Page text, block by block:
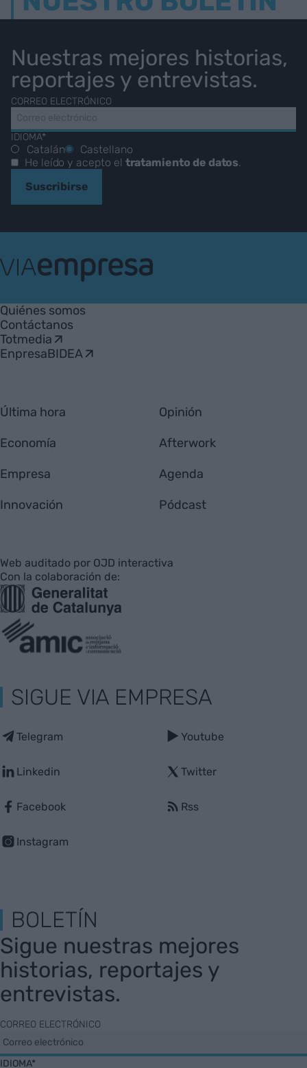
Nuestras mejores historias,
reportajes y entrevistas.
CORREO ELECTRÓNICO
IDIOMA*
Catalán
Castellano
He leído y acepto el tratamiento de datos
Suscribirse
Empresa
Quiénes somos
Contáctanos
Totmedia
EnpresaBIDEA
Última hora
Economía
Empresa
Innovación
Opinión
Afterwork
Agenda
Pódcast
Web auditado por OJD interactiva
Con la colaboración de:
SIGUE VIA EMPRESA
Telegram
Linkedin
Facebook
Instagram
Youtube
Twitter
Rss
BOLETÍN
Sigue nuestras mejores
historias, reportajes y
entrevistas.
CORREO ELECTRÓNICO
IDIOMA*